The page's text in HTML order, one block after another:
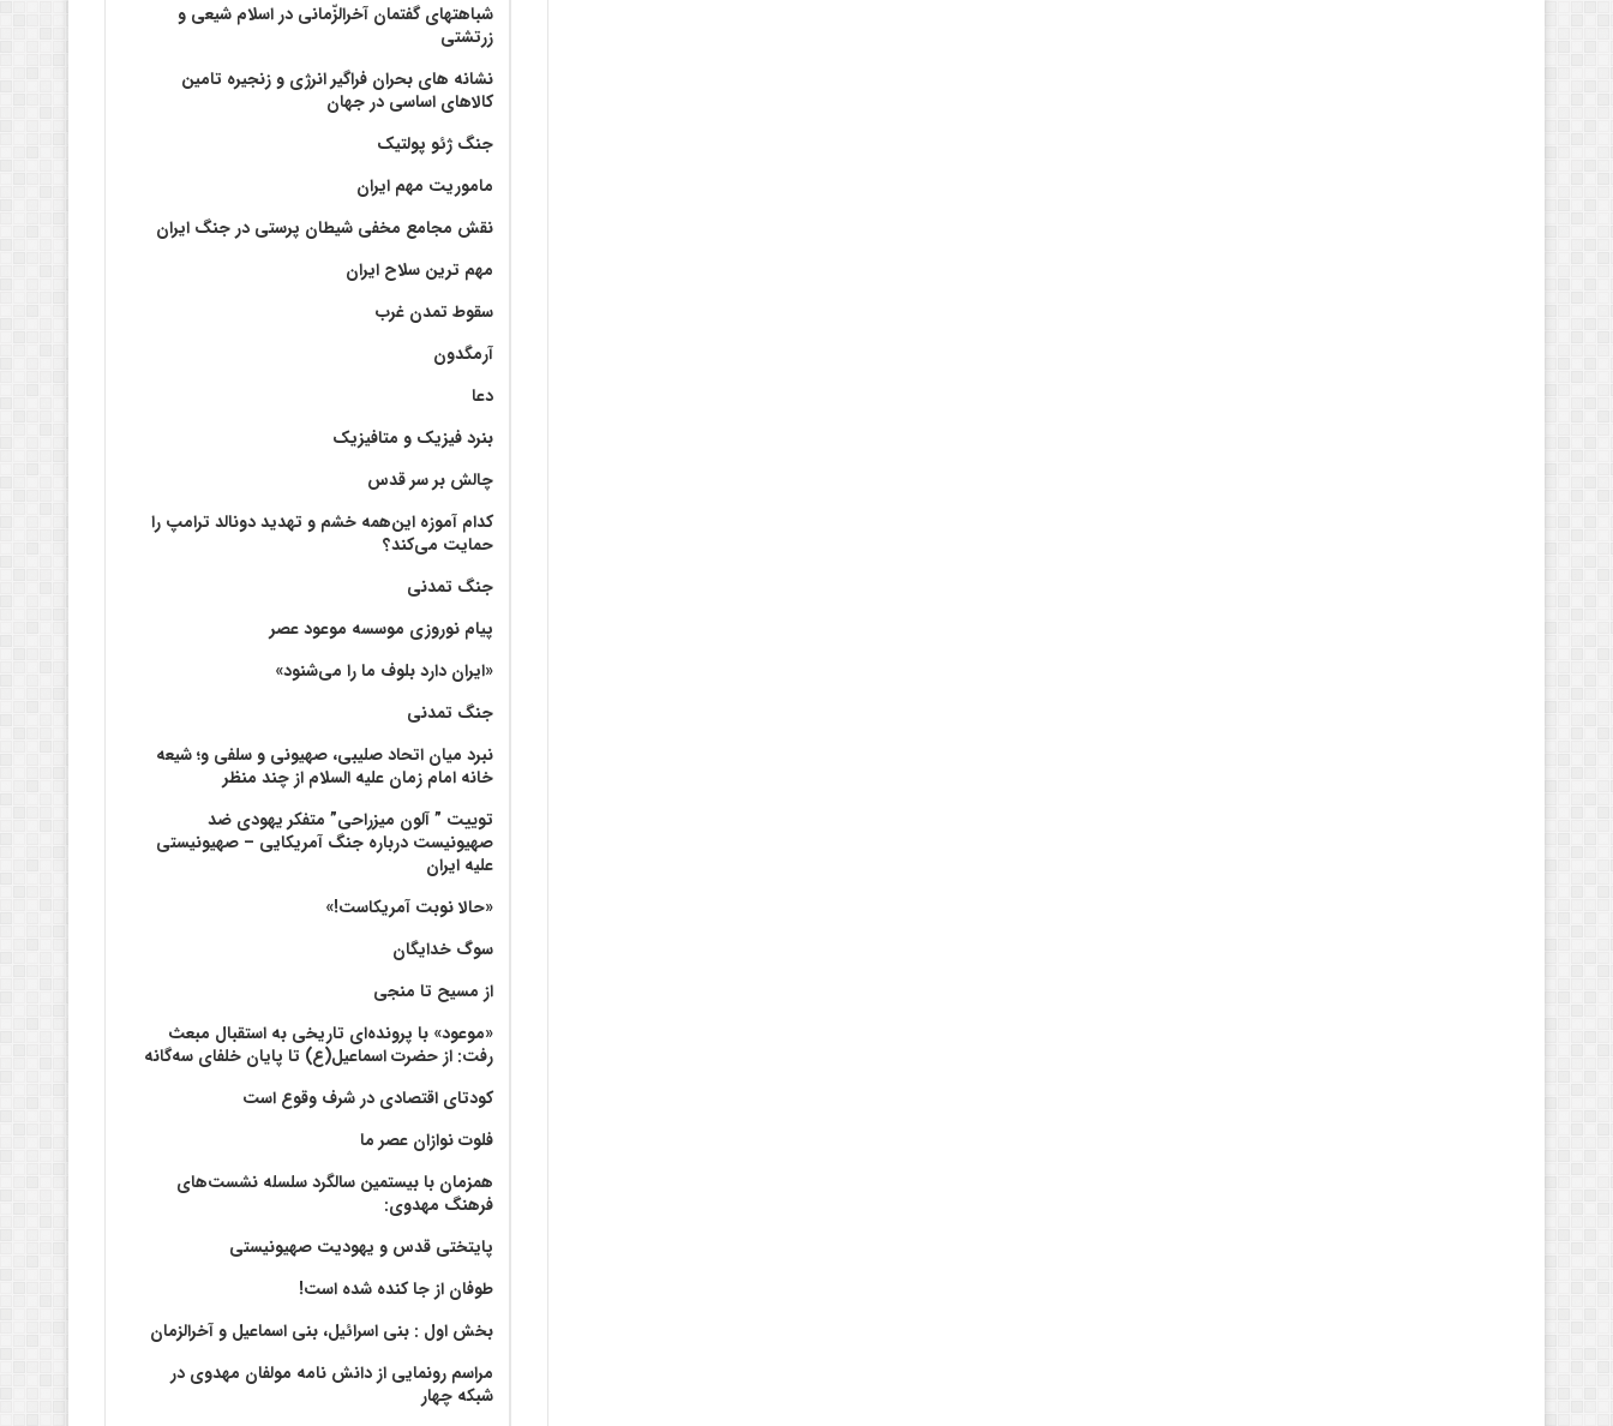
شباهتهای گفتمان آخر‌الزّمانی در اسلام شیعی و
زرتشتی
نشانه های بحران فراگیر انرژی و زنجیره تامین
کالاهای اساسی در جهان
جنگ ژئو پولتیک
ماموریت مهم ایران
نقش مجامع مخفی شیطان پرستی در جنگ ایران
مهم ترین سلاح ایران
سقوط تمدن غرب
آرمگدون
دعا
بنرد فیزیک و متافیزیک
چالش بر سر قدس
کدام آموزه این‌همه خشم و تهدید دونالد ترامپ را
حمایت می‌کند؟
جنگ تمدنی
پیام نوروزی موسسه موعود عصر
«ایران دارد بلوف ما را می‌شنود»
جنگ تمدنی
نبرد میان اتحاد صلیبی، صهیونی و سلفی و؛ شیعه
خانه امام زمان علیه السلام از چند منظر
توییت ” آلون میزراحی” متفکر یهودی ضد
صهیونیست درباره جنگ آمریکایی – صهیونیستی
علیه ایران
«حالا نوبت آمریکاست!»
سوگ خدایگان
از مسیح تا منجی
«موعود» با پرونده‌ای تاریخی به استقبال مبعث
رفت: از حضرت اسماعیل(ع) تا پایان خلفای سه‌گانه
کودتای اقتصادی در شرف وقوع است
فلوت نوازان عصر ما
همزمان با بیستمین سالگرد سلسله نشست‌های
فرهنگ مهدوی:‌
پایتختی قدس و یهودیت صهیونیستی
طوفان از جا کنده شده است!
بخش اول : بنی اسرائیل، بنی اسماعیل و آخرالزمان
مراسم رونمایی از دانش نامه مولفان مهدوی در
شبکه چهار